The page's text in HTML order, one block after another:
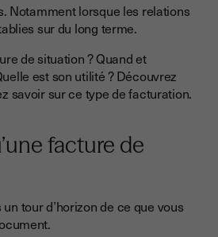
entre une facture de situation et une
entre une facture de situation et une
de situation ?
d’une facture de situation ?
?
une facture de situation selon un lot
Notamment lorsque les relations
sur du long terme.
de situation ? Quand et
est son utilité ? Découvrez
savoir sur ce type de facturation.
facture de
tour d’horizon de ce que vous